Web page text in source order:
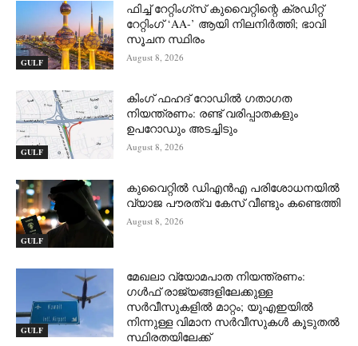
GULF
ഫിച്ച് റേറ്റിംഗ്സ് കുവൈറ്റിന്റെ ക്രഡിറ്റ്
റേറ്റിംഗ് ‘AA-’ ആയി നിലനിർത്തി; ഭാവി
സൂചന സ്ഥിരം
August 8, 2026
GULF
കിംഗ് ഫഹദ് റോഡിൽ ഗതാഗത
നിയന്ത്രണം: രണ്ട് വരിപ്പാതകളും
ഉപറോഡും അടച്ചിടും
August 8, 2026
GULF
കുവൈറ്റിൽ ഡിഎൻഎ പരിശോധനയിൽ
വ്യാജ പൗരത്വ കേസ് വീണ്ടും കണ്ടെത്തി
August 8, 2026
GULF
മേഖലാ വ്യോമപാത നിയന്ത്രണം:
ഗൾഫ് രാജ്യങ്ങളിലേക്കുള്ള
സർവീസുകളിൽ മാറ്റം; യുഎഇയിൽ
നിന്നുള്ള വിമാന സർവീസുകൾ കൂടുതൽ
സ്ഥിരതയിലേക്ക്